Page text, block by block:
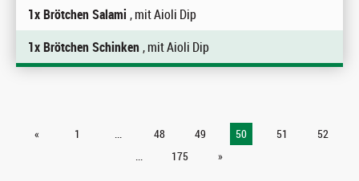
1x Brötchen Salami , mit Aioli Dip
1x Brötchen Schinken, mit Aioli Dip
« 1 ... 48 49 50 51
52
...
175 »